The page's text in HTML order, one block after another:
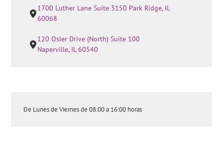
1700 Luther Lane Suite 3150 Park Ridge, IL
60068
120 Osler Drive (North) Suite 100
Naperville, IL 60540
De Lunes de Viernes de 08:00 a 16:00 horas